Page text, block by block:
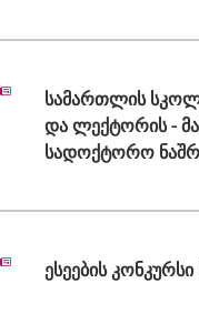
სამართლის
და ლექტორის -
სადოქტორო
ესეების